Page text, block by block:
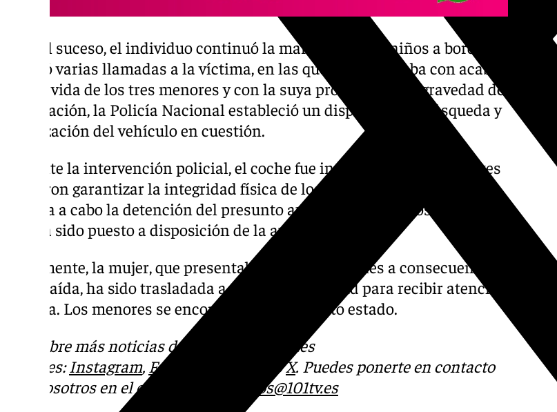
Tras el suceso, el individuo continuó la marcha con los niños a bordo y
realizó varias llamadas a la víctima, en las que la amenazaba con acabar
con la vida de los tres menores y con la suya propia. Ante la gravedad de
la situación, la Policía Nacional estableció un dispositivo de búsqueda y
localización del vehículo en cuestión.
Durante la intervención policial, el coche fue interceptado y los agentes
pudieron garantizar la integridad física de los niños, mientras que se
llevaba a cabo la detención del presunto autor material de los hechos,
que ha sido puesto a disposición de la autoridad judicial.
Finalmente, la mujer, que presentaba diversas lesiones a consecuencia
de la caída, ha sido trasladada a un centro de salud para recibir atención
médica. Los menores se encontraban en perfecto estado.
Descubre más noticias de 101TV en las redes
sociales: Instagram, Facebook oX. Puedes ponerte en contacto
con nosotros en el correo
informativos@101tv.es